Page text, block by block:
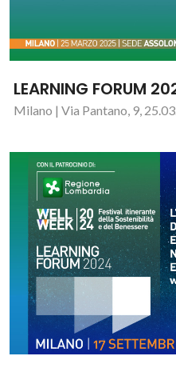
LEARNING FORUM
Milano | Via Pantano, 9,